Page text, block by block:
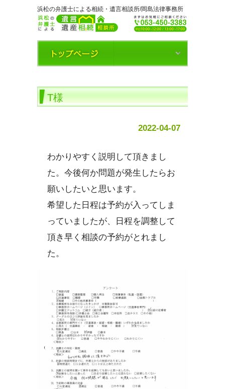
浜松の弁護士による相続・遺言相談所/岡島法律事務所
T様
2022-04-07
わかりやすく説明して頂きまし
た。今後何か問題が発生したらお
願いしたいと思います。
希望した日程は予約が入ってしま
っていましたが、日程を調整して
頂き早く相談の予約がとれまし
た。